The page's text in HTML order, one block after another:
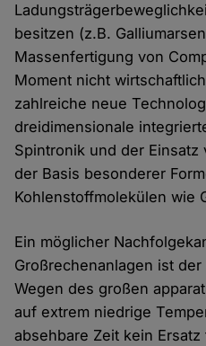
besitzen (z.B.
Massenfertigung von
Moment nicht
zahlreiche neue
dreidimensionale
Spintronik und der
der Basis besonderer
Kohlenstoffmolekülen wie
Ein möglicher
Großrechenanlagen ist
Wegen des großen
auf extrem niedrige
absehbare Zeit kein